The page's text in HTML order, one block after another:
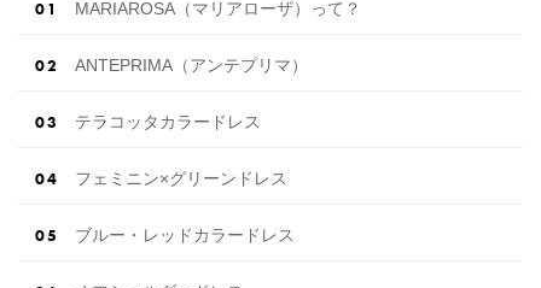
MARIAROSA（マリアローザ）って？
ANTEPRIMA（アンテプリマ）
テラコッタカラードレス
フェミニン×グリーンドレス
ブルー・レッドカラードレス